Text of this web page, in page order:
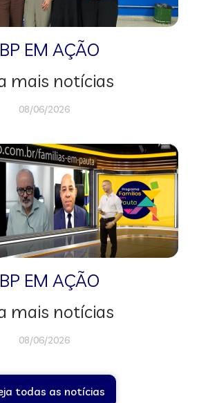
EM AÇÃO
mais notícias
08/06/2026
EM AÇÃO
mais notícias
08/06/2026
todas as notícias